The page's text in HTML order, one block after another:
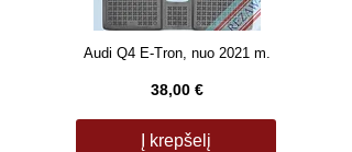
Audi Q4 E-Tron, nuo 2021 m.
38,00 €
Į krepšelį